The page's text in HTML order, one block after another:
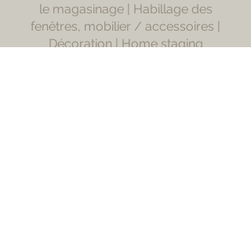
le magasinage | Habillage des
fenêtres, mobilier / accessoires |
Décoration | Home staging